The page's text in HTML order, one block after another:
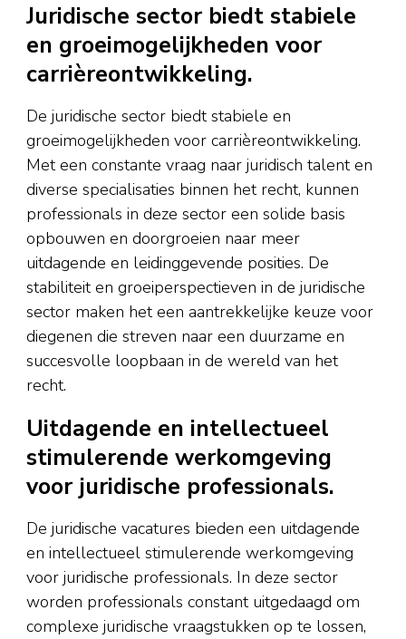
Juridische sector biedt stabiele
en groeimogelijkheden voor
carrièreontwikkeling.
De juridische sector biedt stabiele en
groeimogelijkheden voor carrièreontwikkeling.
Met een constante vraag naar juridisch talent en
diverse specialisaties binnen het recht, kunnen
professionals in deze sector een solide basis
opbouwen en doorgroeien naar meer
uitdagende en leidinggevende posities. De
stabiliteit en groeiperspectieven in de juridische
sector maken het een aantrekkelijke keuze voor
diegenen die streven naar een duurzame en
succesvolle loopbaan in de wereld van het
recht.
Uitdagende en intellectueel
stimulerende werkomgeving
voor juridische professionals.
De juridische vacatures bieden een uitdagende
en intellectueel stimulerende werkomgeving
voor juridische professionals. In deze sector
worden professionals constant uitgedaagd om
complexe juridische vraagstukken op te lossen,